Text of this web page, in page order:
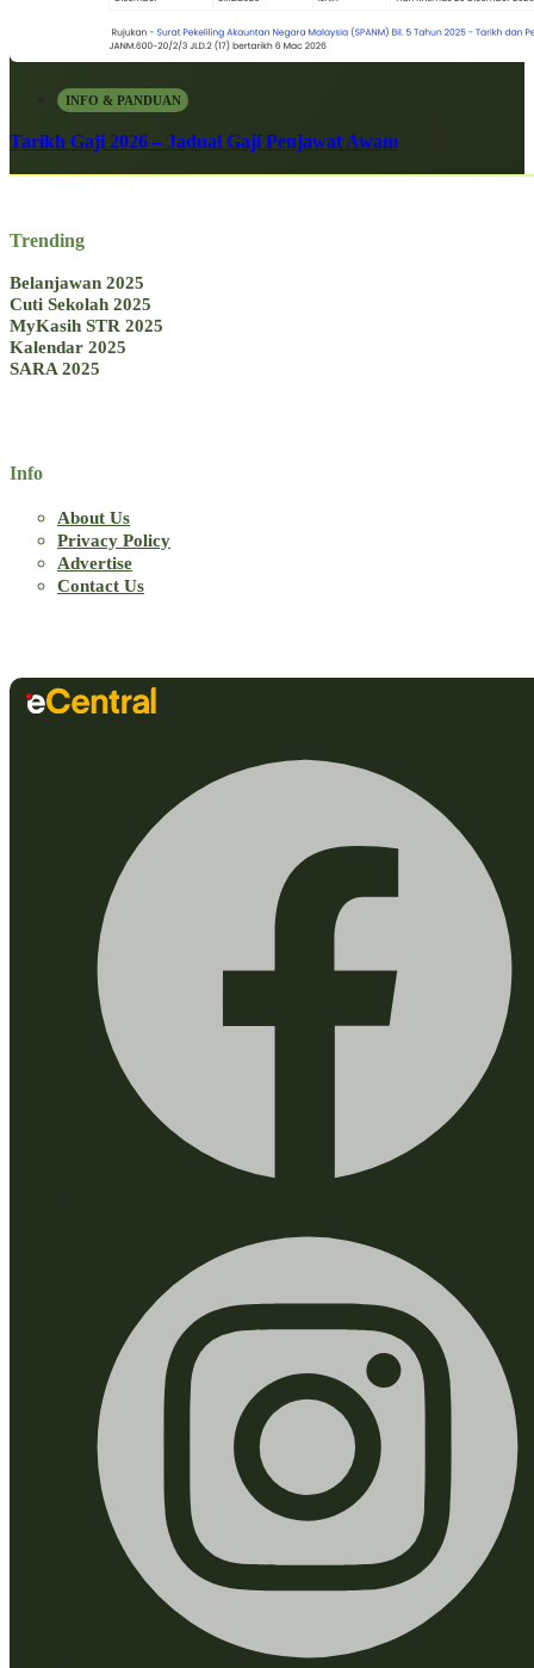
INFO & PANDUAN
Tarikh Gaji 2026 – Jadual Gaji Penjawat Awam
Trending
Belanjawan 2025
Cuti Sekolah 2025
MyKasih STR 2025
Kalendar 2025
SARA 2025
Info
About Us
Privacy Policy
Advertise
Contact Us